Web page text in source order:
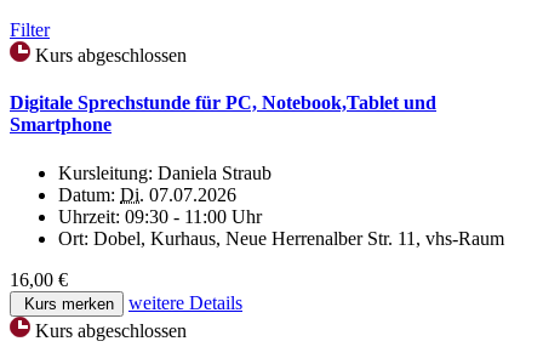
Filter
Kurs abgeschlossen
Digitale Sprechstunde für PC, Notebook,Tablet und
Smartphone
Kursleitung: Daniela Straub
Datum: Di. 07.07.2026
Uhrzeit: 09:30 - 11:00 Uhr
Ort: Dobel, Kurhaus, Neue Herrenalber Str. 11, vhs-Raum
16,00 €
Kurs merken
weitere Details
Kurs abgeschlossen